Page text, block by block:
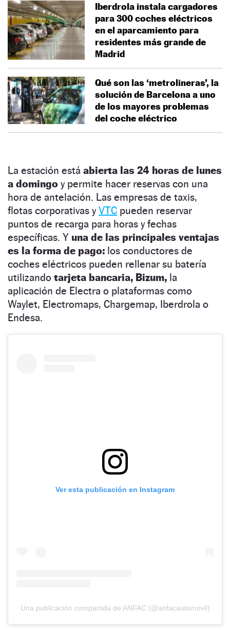
Iberdrola instala cargadores
para 300 coches eléctricos
en el aparcamiento para
residentes más grande de
Madrid
Qué son las ‘metrolineras’, la
solución de Barcelona a uno
de los mayores problemas
del coche eléctrico
La estación está abierta las 24 horas de lunes
a domingo y permite hacer reservas con una
hora de antelación. Las empresas de taxis,
flotas corporativas yVTC pueden reservar
puntos de recarga para horas y fechas
específicas. Y una de las principales ventajas
es la forma de pago: los conductores de
coches eléctricos pueden rellenar su batería
utilizando tarjeta bancaria, Bizum, la
aplicación de Electra o plataformas como
Waylet, Electromaps, Chargemap, Iberdrola o
Endesa.
Ver esta publicación en Instagram
Una publicación compartida de ANFAC (@anfacautomovil)